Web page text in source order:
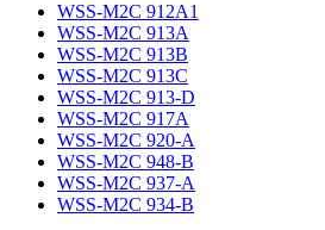
WSS-M2C 912A1
WSS-M2C 913A
WSS-M2C 913B
WSS-M2C 913C
WSS-M2C 913-D
WSS-M2C 917A
WSS-M2C 920-A
WSS-M2C 948-B
WSS-M2C 937-A
WSS-M2C 934-B